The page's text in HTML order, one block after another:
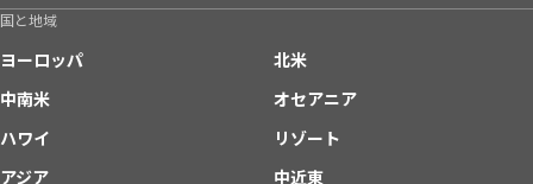
国と地域
ヨーロッパ
北米
中南米
オセアニア
ハワイ
リゾート
アジア
中近東